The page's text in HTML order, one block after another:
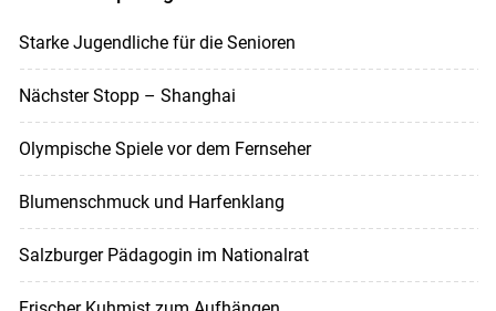
Starke Jugendliche für die Senioren
Nächster Stopp – Shanghai
Olympische Spiele vor dem Fernseher
Blumenschmuck und Harfenklang
Salzburger Pädagogin im Nationalrat